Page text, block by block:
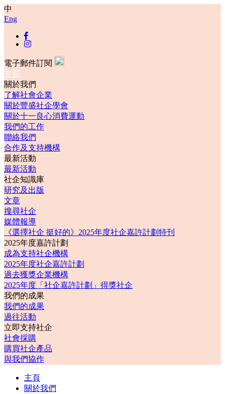
中
Eng
電子郵件訂閱
主頁
關於我們
了解社會企業
關於豐盛社企學會
關於十一良心消費運動
我們的工作
聯絡我們
合作及支持機構
最新活動
最新活動
社企知識庫
研究及出版
文章
搜尋社企
媒體報導
《選擇社企 挺好的》2025年度社企嘉許計劃特刊
2025年度嘉許計劃
成為支持社企機構
2025年度社企嘉許計劃
過去獲獎企業機構
2025年度「社企嘉許計劃」得獎社企
我們的成果
我們的成果
過往活動
立即支持社企
社會採購
購買社企產品
與我們協作
主頁
關於我們